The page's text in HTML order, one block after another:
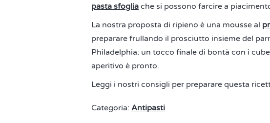
pasta sfoglia che si possono farcire a
La nostra proposta di ripieno è una mousse al
preparare frullando il prosciutto insieme del
Philadelphia: un tocco finale di bontà con i
aperitivo è pronto.
Leggi i nostri consigli per preparare questa
Categoria: Antipasti